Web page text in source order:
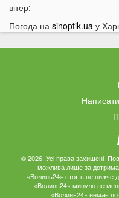
13:40
На Волині
Українці масово
мали б: що
Українців
відключень світла
Скільки українці
12:13
Популярний
можуть зрости
У Луцьку чоловік
вітер:
Погода на sinoptik.ua у
© 2026. Усі права захищені.
можлива лише за
«Волинь24» стоїть не нижче
«Волинь24» минуло не
«Волинь24» немає